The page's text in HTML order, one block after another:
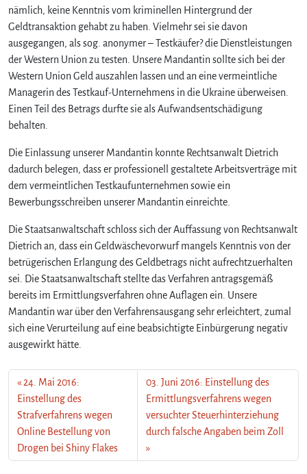
nämlich, keine Kenntnis vom kriminellen Hintergrund der
Geldtransaktion gehabt zu haben. Vielmehr sei sie davon
ausgegangen, als sog. anonymer – Testkäufer? die Dienstleistungen
der Western Union zu testen. Unsere Mandantin sollte sich bei der
Western Union Geld auszahlen lassen und an eine vermeintliche
Managerin des Testkauf-Unternehmens in die Ukraine überweisen.
Einen Teil des Betrags durfte sie als Aufwandsentschädigung
behalten.
Die Einlassung unserer Mandantin konnte Rechtsanwalt Dietrich
dadurch belegen, dass er professionell gestaltete Arbeitsverträge mit
dem vermeintlichen Testkaufunternehmen sowie ein
Bewerbungsschreiben unserer Mandantin einreichte.
Die Staatsanwaltschaft schloss sich der Auffassung von Rechtsanwalt
Dietrich an, dass ein Geldwäschevorwurf mangels Kenntnis von der
betrügerischen Erlangung des Geldbetrags nicht aufrechtzuerhalten
sei. Die Staatsanwaltschaft stellte das Verfahren antragsgemäß
bereits im Ermittlungsverfahren ohne Auflagen ein. Unsere
Mandantin war über den Verfahrensausgang sehr erleichtert, zumal
sich eine Verurteilung auf eine beabsichtigte Einbürgerung negativ
ausgewirkt hätte.
24. Mai 2016:
Einstellung des
Strafverfahrens wegen
Online Bestellung von
Drogen bei Shiny Flakes
03. Juni 2016: Einstellung des
Ermittlungsverfahrens wegen
versuchter Steuerhinterziehung
durch falsche Angaben beim Zoll